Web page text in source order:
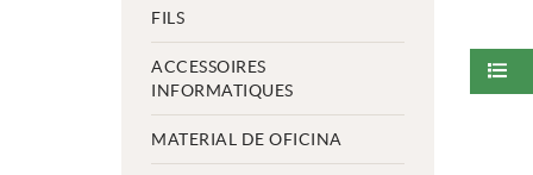
FILS
ACCESSOIRES
INFORMATIQUES
MATERIAL DE OFICINA